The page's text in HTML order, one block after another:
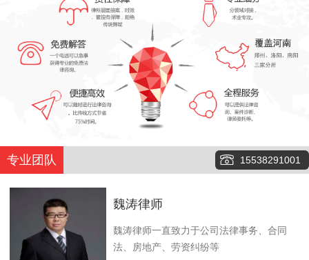
专业团队 15538291001
魏涛律师
魏涛律师一直致力于公司法律事务、合同
法、房地产、劳资纠纷等